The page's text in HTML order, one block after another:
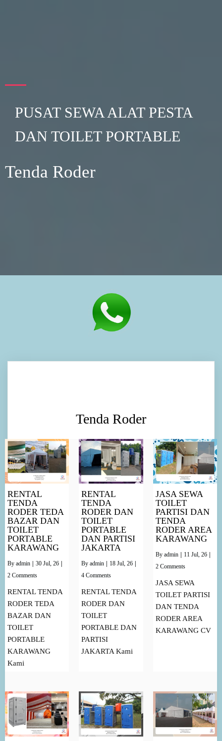
PUSAT SEWA ALAT PESTA
DAN TOILET PORTABLE
Tenda Roder
Tenda Roder
RENTAL
TENDA
RODER TEDA
BAZAR DAN
TOILET
PORTABLE
KARAWANG
By admin 30 Jul, 26
2 Comments
RENTAL TENDA
RODER TEDA
BAZAR DAN
TOILET
PORTABLE
KARAWANG
Kami
RENTAL
TENDA
RODER DAN
TOILET
PORTABLE
DAN PARTISI
JAKARTA
Byadmin 18 Jul, 26
4 Comments
RENTAL TENDA
RODER DAN
TOILET
PORTABLE DAN
PARTISI
JAKARTA Kami
JASA SEWA
TOILET
PARTISI DAN
TENDA
RODER AREA
KARAWANG
By admin 11 Jul, 26
2 Comments
JASA SEWA
TOILET PARTISI
DAN TENDA
RODER AREA
KARAWANG CV